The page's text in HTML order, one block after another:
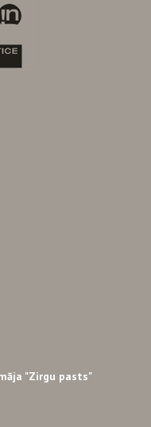
"Zirgu pasts"